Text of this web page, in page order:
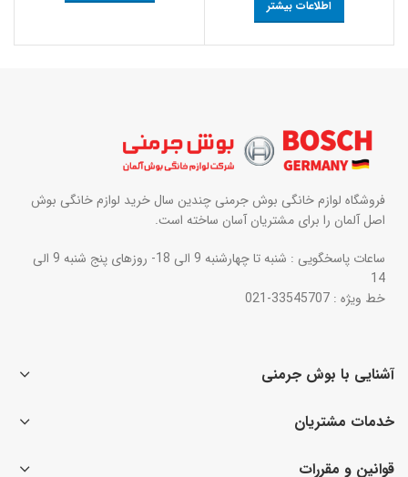
اطلاعات بیشتر
فروشگاه لوازم خانگی بوش جرمنی چندین سال خرید لوازم خانگی بوش
اصل آلمان را برای مشتریان آسان ساخته است.
ساعات پاسخگویی : شنبه تا چهارشنبه 9 الی 18- روزهای پنج شنبه 9 الی
14
خط ویژه : 33545707-021
آشنایی با بوش جرمنی
خدمات مشتریان
قوانین و مقررات